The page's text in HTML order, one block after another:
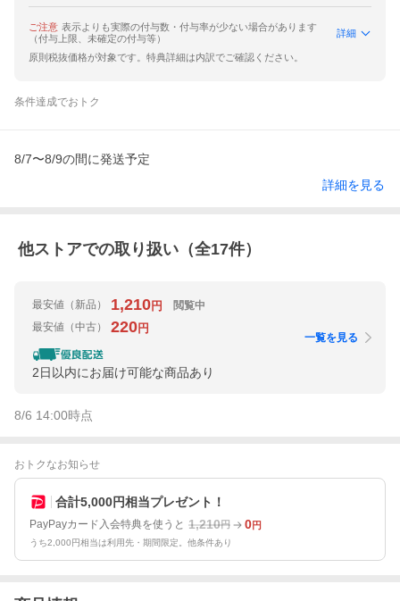
ご注意 表示よりも実際の付与数・付与率が少ない場合があります
（付与上限、未確定の付与等）
詳細
原則税抜価格が対象です。特典詳細は内訳でご確認ください。
条件達成でおトク
8/7〜8/9の間に発送予定
詳細を見る
他ストアでの取り扱い（全17件）
最安値 （新品） 1,210円
閲覧中
最安値 （中古） 220円
2日以内にお届け可能な商品あり
一覧を見る
8/6 14:00時点
おトクなお知らせ
合計5,000円相当プレゼント！
PayPayカード入会特典を使うと 1,210円 0円
うち2,000円相当は利用先・期間限定。他条件あり